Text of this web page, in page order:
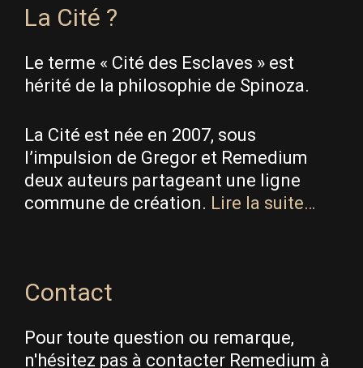
La Cité ?
Le terme « Cité des Esclaves » est
hérité de la philosophie de Spinoza.
La Cité est née en 2007, sous
l’impulsion de Gregor et Remedium
deux auteurs partageant une ligne
commune de création. Lire la suite…
Contact
Pour toute question ou remarque,
n'hésitez pas à contacter Remedium à